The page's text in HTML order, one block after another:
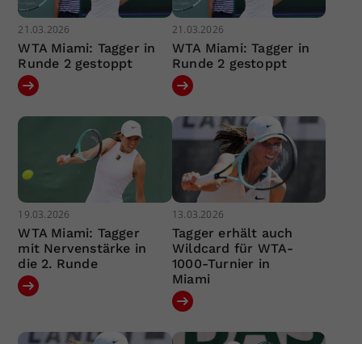
21.03.2026
WTA Miami: Tagger in
Runde 2 gestoppt
21.03.2026
WTA Miami: Tagger in
Runde 2 gestoppt
19.03.2026
WTA Miami: Tagger
mit Nervenstärke in
die 2. Runde
13.03.2026
Tagger erhält auch
Wildcard für WTA-
1000-Turnier in
Miami